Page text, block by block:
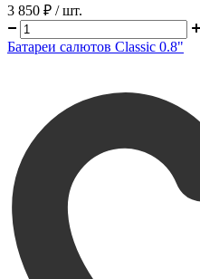
3 850 ₽ / шт.
Батареи салютов Classic 0.8"